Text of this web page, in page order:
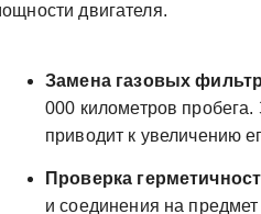
двигателя.
Замена газовых
000 километров
приводит к увеличению
Проверка
и соединения на